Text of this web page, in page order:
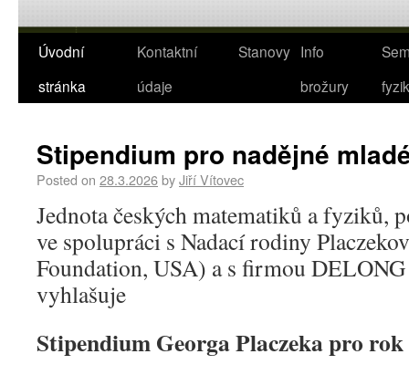
Úvodní
stránka
Kontaktní
údaje
Stanovy Info
brožury
Stipendium pro nadějné
Posted on 28.3.2026byJiří Vítovec
Jednota českých matematiků a fyziků,
ve spolupráci s Nadací rodiny
Foundation, USA) a s firmou
vyhlašuje
Stipendium Georga Placzeka pro rok